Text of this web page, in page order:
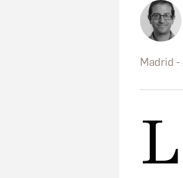
Madrid
L